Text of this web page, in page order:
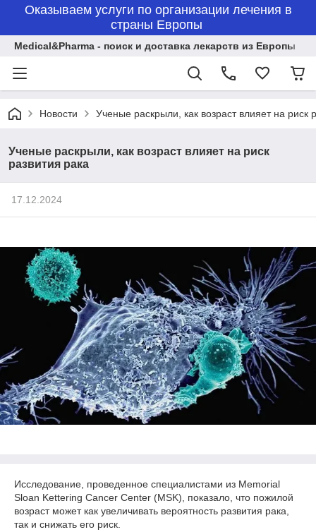
Оказываем услуги по организации лечения в
страны Европы
Medical&Pharma - поиск и доставка лекарств из Европы
Новости Ученые раскрыли, как возраст влияет на риск
Ученые раскрыли, как возраст влияет на риск
развития рака
17.12.2024
Исследование, проведенное специалистами из Memorial
Sloan Kettering Cancer Center (MSK), показало, что пожилой
возраст может как увеличивать вероятность развития рака,
так и снижать его риск.